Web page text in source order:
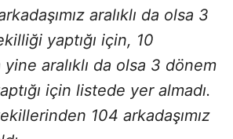
aralıklı da olsa 3
yaptığı için, 10
yine aralıklı da olsa 3 dönem
için listede yer almadı.
104 arkadaşımız